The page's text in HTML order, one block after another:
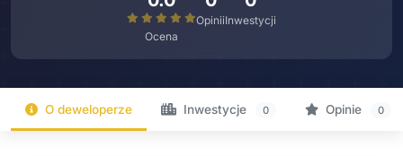
Ocena
OpiniiInwestycji
O deweloperze Inwestycje 0 Opinie 0